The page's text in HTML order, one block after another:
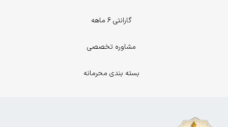
گارانتی 6 ماهه
مشاوره تخصصی
بسته بندی محرمانه